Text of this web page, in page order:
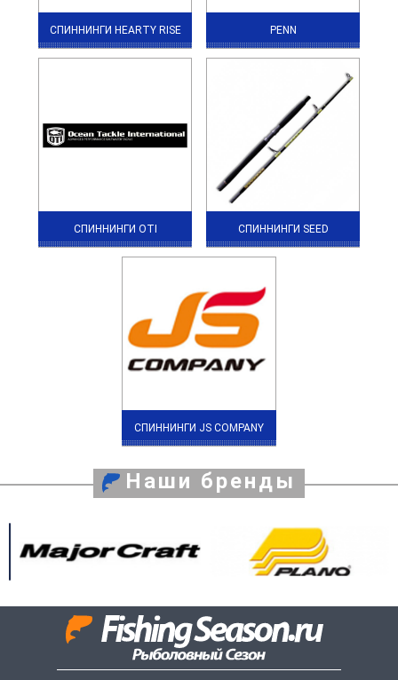
СПИННИНГИ HEARTY RISE PENN
СПИННИНГИ OTI СПИННИНГИ SEED
СПИННИНГИ JS COMPANY
Наши бренды